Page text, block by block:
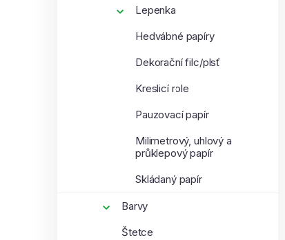
Lepenka
Hedvábné papíry
Dekorační filc/plsť
Kreslicí role
Pauzovací papír
Milimetrový, uhlový a
průklepový papír
Skládaný papír
Barvy
Štetce